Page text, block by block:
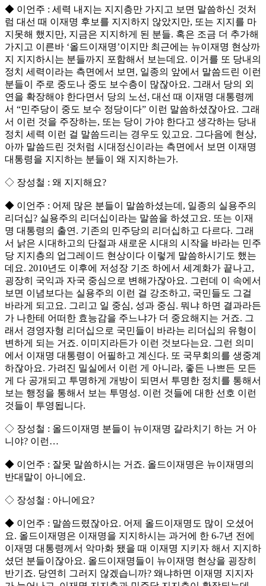
◆ 이언주 : 세력 내지는 지지층만 가지고 보면 말씀하신 것처
럼 대선 때 이재명 후보를 지지하지 않았지만, 또는 지지를 마
지못해 했지만, 지금은 지지하게 된 분들. 혹은 조금 더 추가해
가지고 이른바 ‘올드이재명’이지만 최근에는 뉴이재명 현상까
지 지지하시는 분들까지 포함해서 보는데요. 이거를 또 당내의
정치 세력이라는 측면에서 보면, 일종의 앞에서 말씀드린 이런
분들이 주로 중도나 중도 보수층이 많잖아요. 그래서 당의 외
연을 확장해야 한다면서 당의 노선, 대선 때 이재명 대통령께
서 “민주당이 중도 보수 정당이다” 이런 말씀하셨잖아요. 그래
서 이런 것을 주장하는, 또는 당이 가야 한다고 생각하는 당내
정치 세력 이런 걸 말씀드리는 경우도 있고요. 그다음에 현상,
아까 말씀드린 것처럼 시대정신이라는 측면에서 보면 이재명
대통령을 지지하는 분들이 왜 지지하는가.
◇ 장성철 : 왜 지지해요?
◆ 이언주 : 어제 많은 분들이 말씀하셨는데, 일종의 실용주의
리더십? 실용주의 리더십이라는 말씀을 하셨고요. 또는 이재
명 대통령의 출연. 기존의 민주당의 리더십하고 다르다. 그래
서 낡은 시대하고의 단절과 새로운 시대의 시작을 바라는 민주
당 지지층의 업그레이드 현상이다 이렇게 말씀하시기도 했는
데요. 2010년도 이후에 저성장 기조 하에서 세계화가 끝나고,
굉장히 국익과 자국 중심으로 변해가잖아요. 그런데 이 속에서
보면 이념보다는 실용주의 이런 걸 강조하고, 국민들도 그걸
바라게 되고요. 그리고 일 중심, 성과 중심. 뭐냐 하면 결과라든
가 나한테 어떠한 효능감을 주느냐가 더 중요해지는 거죠. 그
래서 경영자형 리더십으로 국민들이 바라는 리더십의 유형이
변하게 되는 거죠. 이미지라든가 이런 것보다는요. 그런 의미
에서 이재명 대통령이 어필하고 계신다. 또 국무회의를 생중계
하잖아요. 가려진 밀실에서 이런 게 아니라, 좋든 나쁘든 모든
게 다 공개되고 투명하게 개방이 되면서 투명한 정치를 통해서
보는 행정을 통해서 보는 투명성. 이런 것들에 대한 선호 이런
것들이 투영됩니다.
◇ 장성철 : 올드이재명 분들이 뉴이재명 갈라치기 하는 거 아
니야? 이런…
◆ 이언주 : 잘못 말씀하시는 거죠. 올드이재명은 뉴이재명의
반대말이 아니에요.
◇ 장성철 : 아니에요?
◆ 이언주 : 말씀드렸잖아요. 어제 올드이재명도 많이 오셨어
요. 올드이재명은 이재명을 지지하시는 과거에 한 6-7년 전에
이재명 대통령께서 악마화 됐을 때 이재명 지키자 해서 지지하
셨던 분들이잖아요. 올드이재명들이 뉴이재명 현상을 굉장히
반기죠. 당연히 그러지 않겠습니까? 왜냐하면 이재명 지지자